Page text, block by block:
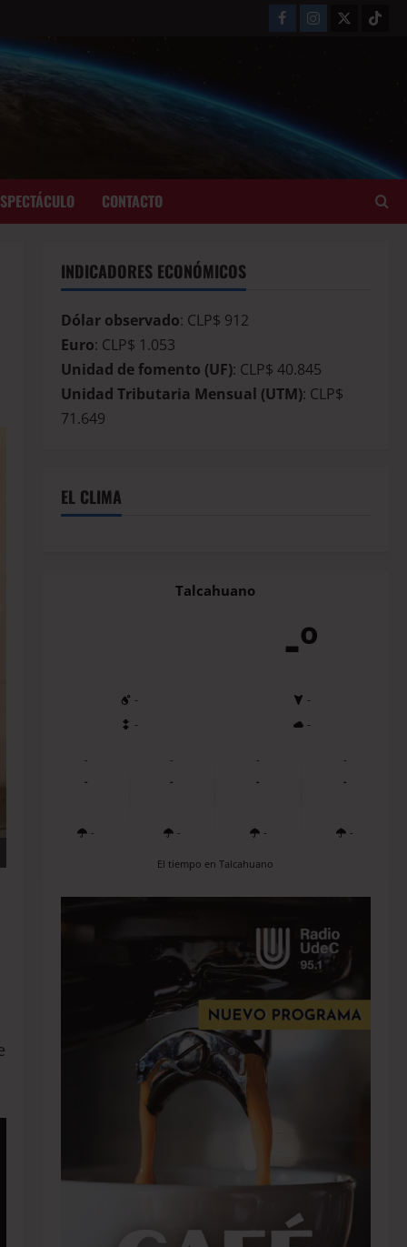
CONTACTO
INDICADORES ECONÓMICOS
Dólar observado: CLP$ 912
Euro: CLP$ 1.053
Unidad de fomento (UF): CLP$ 40.845
Unidad Tributaria Mensual (UTM): CLP$
71.649
EL CLIMA
Talcahuano
-º
-
-
-
-
-
-
-
-
-
-
-
-
-
-
-
-
El tiempo en Talcahuano